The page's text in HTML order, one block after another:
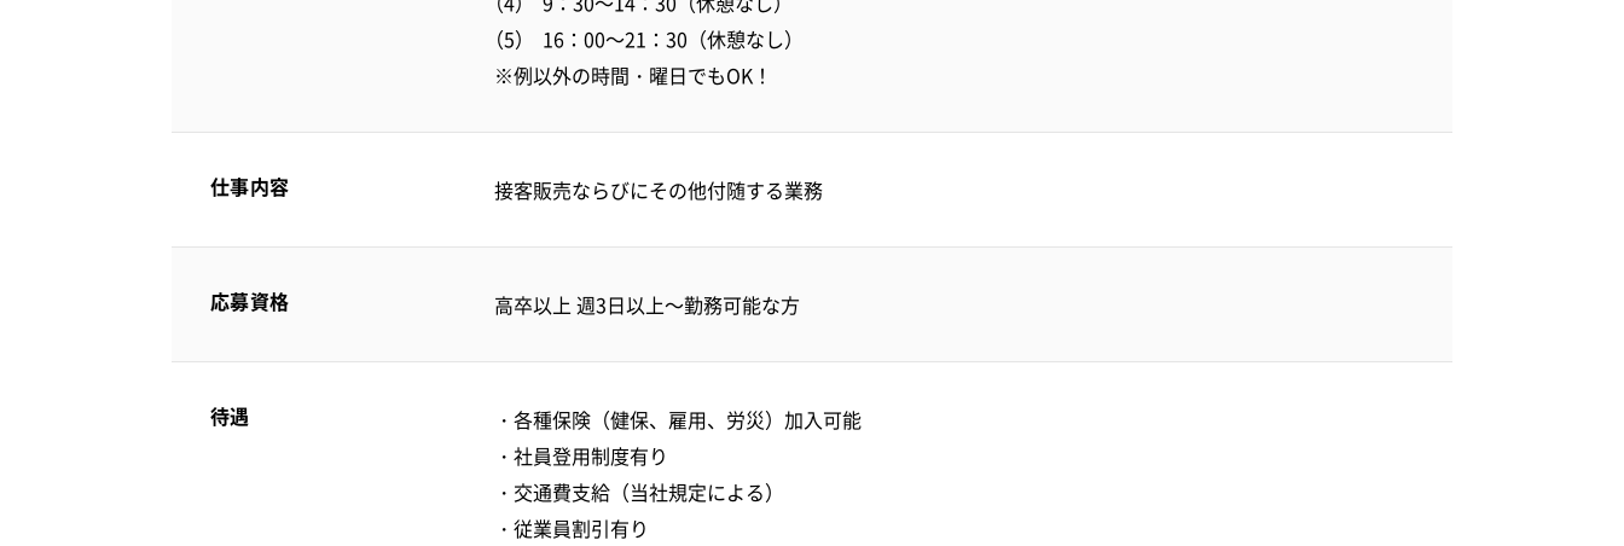
16：00～21：30（休憩なし）
※例以外の時間・曜日でもOK！
仕事内容 接客販売ならびにその他付随する業務
応募資格 高卒以上 週3日以上～勤務可能な方
待遇
・各種保険（健保、雇用、労災）加入可能
・社員登用制度有り
・交通費支給（当社規定による）
・従業員割引有り